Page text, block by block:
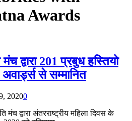
Awards
मंच द्वारा 201 प्रबुध हस्तियो
अवार्ड्स से सम्मानित
20200
मंच द्वारा अंतरराष्ट्रीय महिला दिवस के